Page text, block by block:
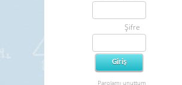
Şifre
Parolamı unuttum